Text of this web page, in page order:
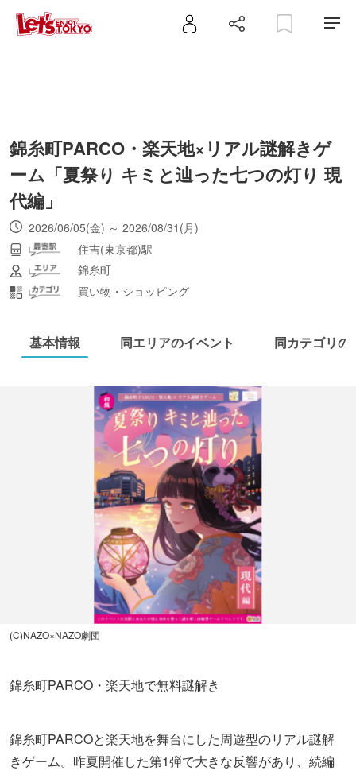
錦糸町PARCO・楽天地×リアル謎解きゲ
ーム「夏祭り キミと辿った七つの灯り 現
代編」
2026/06/05(金) ～ 2026/08/31(月)
住吉(東京都)駅
錦糸町
買い物・ショッピング
基本情報 同エリアのイベント 同カテゴリの
(C)NAZO×NAZO劇団
錦糸町PARCO・楽天地で無料謎解き
錦糸町PARCOと楽天地を舞台にした周遊型のリアル謎解
きゲーム。昨夏開催した第1弾で大きな反響があり、続編